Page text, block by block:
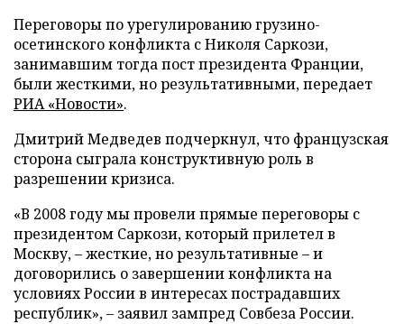
Переговоры по урегулированию грузино-
осетинского конфликта с Николя Саркози,
занимавшим тогда пост президента Франции,
были жесткими, но результативными, передает
РИА «Новости».
Дмитрий Медведев подчеркнул, что французская
сторона сыграла конструктивную роль в
разрешении кризиса.
«В 2008 году мы провели прямые переговоры с
президентом Саркози, который прилетел в
Москву, – жесткие, но результативные – и
договорились о завершении конфликта на
условиях России в интересах пострадавших
республик», – заявил зампред Совбеза России.